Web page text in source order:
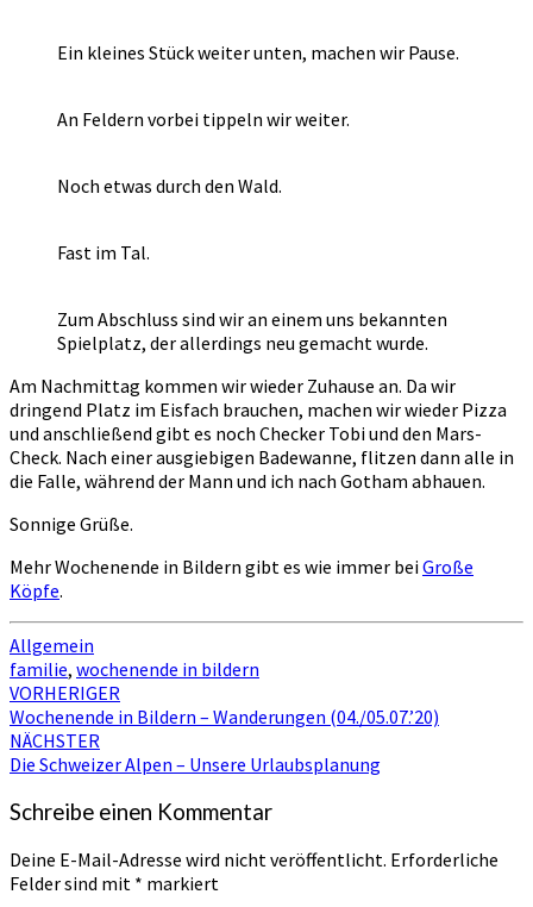
Ein kleines Stück weiter unten, machen wir Pause.
An Feldern vorbei tippeln wir weiter.
Noch etwas durch den Wald.
Fast im Tal.
Zum Abschluss sind wir an einem uns bekannten
Spielplatz, der allerdings neu gemacht wurde.
Am Nachmittag kommen wir wieder Zuhause an. Da wir
dringend Platz im Eisfach brauchen, machen wir wieder Pizza
und anschließend gibt es noch Checker Tobi und den Mars-
Check. Nach einer ausgiebigen Badewanne, flitzen dann alle in
die Falle, während der Mann und ich nach Gotham abhauen.
Sonnige Grüße.
Mehr Wochenende in Bildern gibt es wie immer beiGroße
Köpfe.
Allgemein
familie, wochenende in bildern
Beitragsnavigation
VORHERIGER
Wochenende in Bildern – Wanderungen (04./05.07.’20)
NÄCHSTER
Die Schweizer Alpen – Unsere Urlaubsplanung
Schreibe einen Kommentar
Deine E-Mail-Adresse wird nicht veröffentlicht. Erforderliche
Felder sind mit * markiert